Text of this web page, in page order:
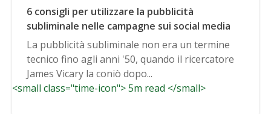
6 consigli per utilizzare la pubblicità
subliminale nelle campagne sui social media
La pubblicità subliminale non era un termine
tecnico fino agli anni '50, quando il ricercatore
James Vicary la coniò dopo...
<small class="time-icon"> 5m read </small>